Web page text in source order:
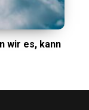
wir es, kann